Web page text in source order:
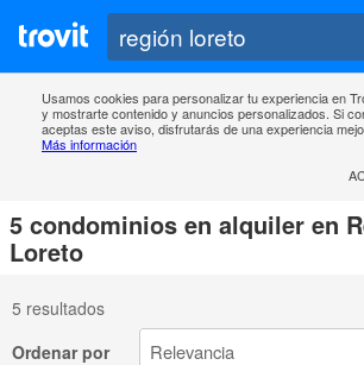
Usamos cookies para personalizar tu experiencia en
y mostrarte contenido y anuncios personalizados. Si
aceptas este aviso, disfrutarás de una experiencia
Más información
5 condominios en alquiler en
Loreto
5 resultados
Ordenar por